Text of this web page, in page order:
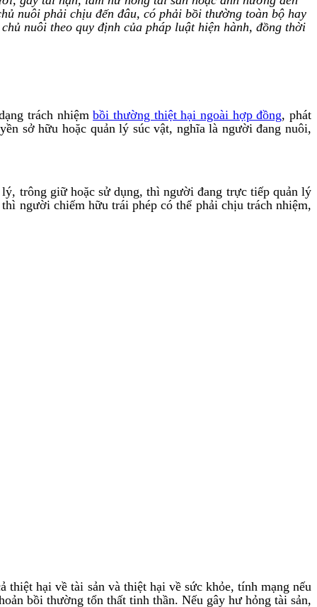
nuôi phải chịu đến đâu, có phải bồi thường toàn bộ hay
nuôi theo quy định của pháp luật hiện hành, đồng thời
trách nhiệmbồi thường thiệt hại ngoài hợp đồng, phát
sở hữu hoặc quản lý súc vật, nghĩa là người đang nuôi,
trông giữ hoặc sử dụng, thì người đang trực tiếp quản lý
người chiếm hữu trái phép có thể phải chịu trách nhiệm,
hại về tài sản và thiệt hại về sức khỏe, tính mạng nếu
bồi thường tổn thất tinh thần. Nếu gây hư hỏng tài sản,